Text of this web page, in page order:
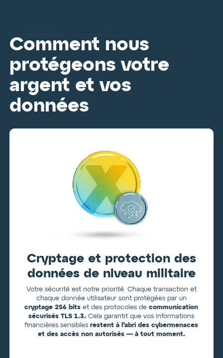
Comment nous
protégeons votre
argent et vos
données
Cryptage et protection des
données de niveau militaire
Votre sécurité est notre priorité. Chaque transaction et
chaque donnée utilisateur sont protégées par un
cryptage 256 bits et des protocoles decommunication
sécurisés TLS 1.3. Cela garantit que vos informations
financières sensiblesrestent à l’abri des cybermenaces
et des accès non autorisés — à tout moment.